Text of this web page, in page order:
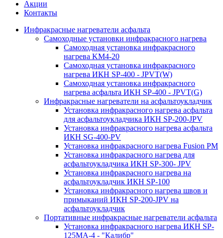
Акции
Контакты
Инфракрасные нагреватели асфальта
Самоходные установки инфракрасного нагрева
Самоходная установка инфракрасного
нагрева KM4-20
Самоходная установка инфракрасного
нагрева ИКН SP-400 - JPVT(W)
Самоходная установка инфракрасного
нагрева асфальта ИКН SP-400 - JPVT(G)
Инфракрасные нагреватели на асфальтоукладчик
Установка инфракрасного нагрева асфальта
для асфальтоукладчика ИКН SP-200-JPV
Установка инфракрасного нагрева асфальта
ИКН SG-400-PV
Установка инфракрасного нагрева Fusion PM
Установка инфракрасного нагрева для
асфальтоукладчика ИКН SP-300- JPV
Установка инфракрасного нагрева на
асфальтоукладчик ИКН SP-100
Установка инфракрасного нагрева швов и
примыканий ИКН SP-200-JPV на
асфальтоукладчик
Портативные инфракрасные нагреватели асфальта
Установка инфракрасного нагрева ИКН SP-
125МA-4 - "Калибр"